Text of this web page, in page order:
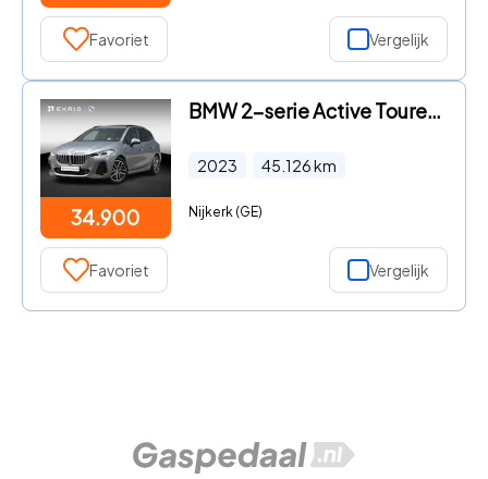
Favoriet Vergelijk
34.900
BMW 2-serie Active Tourer - 220i | M Sportpakket | Panodak | Trekhaak | Head-Up | Harman
2023 45.126km
Nijkerk (GE)
Favoriet Vergelijk